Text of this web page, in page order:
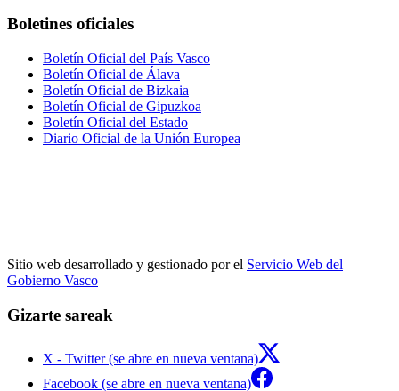
Boletines oficiales
Boletín Oficial del País Vasco
Boletín Oficial de Álava
Boletín Oficial de Bizkaia
Boletín Oficial de Gipuzkoa
Boletín Oficial del Estado
Diario Oficial de la Unión Europea
Sitio web desarrollado y gestionado por el Servicio Web del
Gobierno Vasco
Gizarte sareak
X - Twitter (se abre en nueva ventana)
Facebook (se abre en nueva ventana)